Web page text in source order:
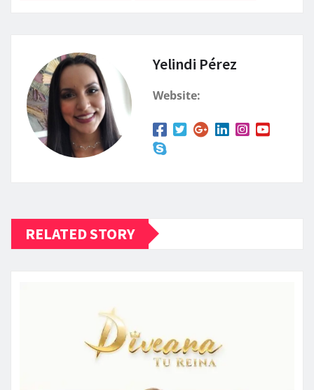
Yelindi Pérez
Website:
RELATED STORY